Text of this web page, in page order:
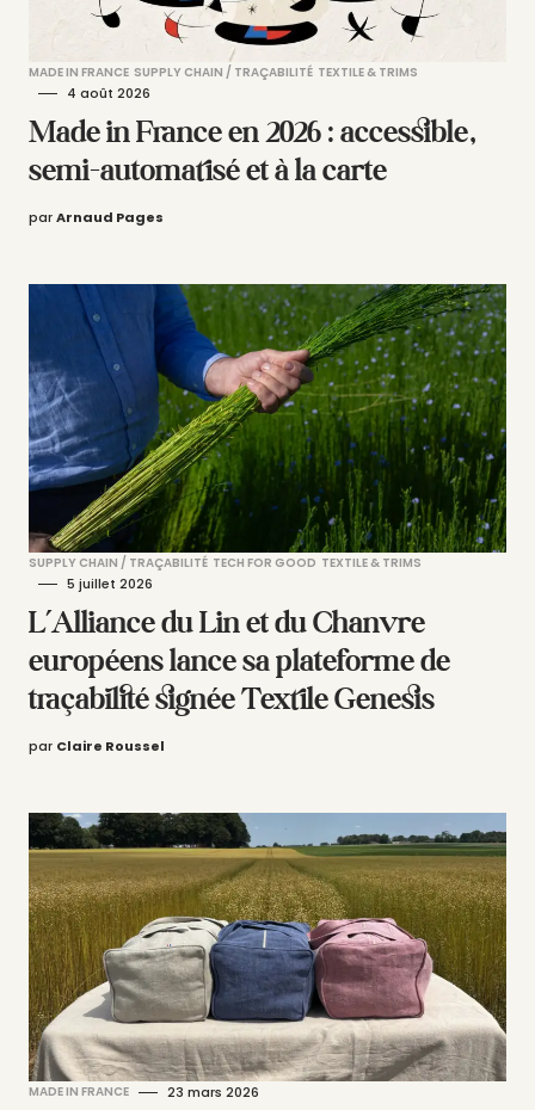
MADE IN FRANCE SUPPLY CHAIN / TRAÇABILITÉ TEXTILE & TRIMS
4 août 2026
Made in France en 2026 : accessible,
semi-automatisé et à la carte
parArnaud Pages
SUPPLY CHAIN / TRAÇABILITÉ TECH FOR GOOD TEXTILE & TRIMS
5 juillet 2026
L’Alliance du Lin et du Chanvre
européens lance sa plateforme de
traçabilité signée Textile Genesis
par Claire Roussel
MADE IN FRANCE 23 mars 2026